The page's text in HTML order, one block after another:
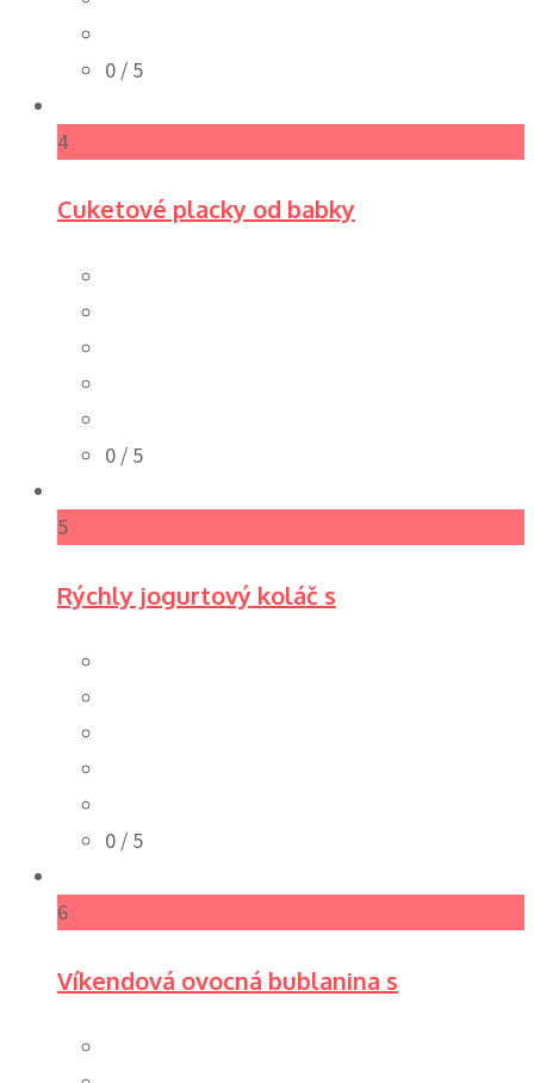
0 / 5
4
Cuketové placky od babky
0 / 5
5
Rýchly jogurtový koláč s
0 / 5
6
Víkendová ovocná bublanina s